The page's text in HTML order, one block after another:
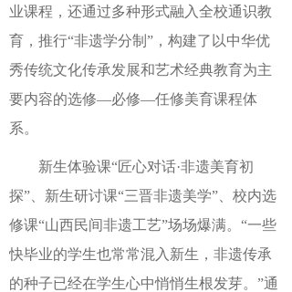
业课程，还通过多种形式融入全校通识教
育，推行“非遗学分制”，构建了以中华优
秀传统文化传承发展和艺术经典教育为主
要内容的选修—必修—任修美育课程体
系。
新生体验课“匠心对话·非遗美育初
探”、新生研讨课“三晋非遗美学”、校内选
修课“山西民间非遗工艺”场场爆满。“一些
快毕业的学生也常常混入新生，非遗传承
的种子已经在学生心中悄悄生根发芽。”通